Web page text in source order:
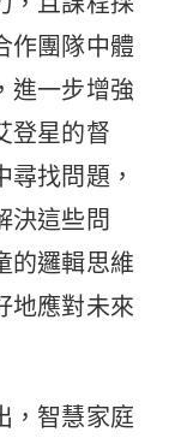
作團隊中體
進一步增強
登星的督
找問題，
決這些問
的邏輯思維
地應對未來
，智慧家庭